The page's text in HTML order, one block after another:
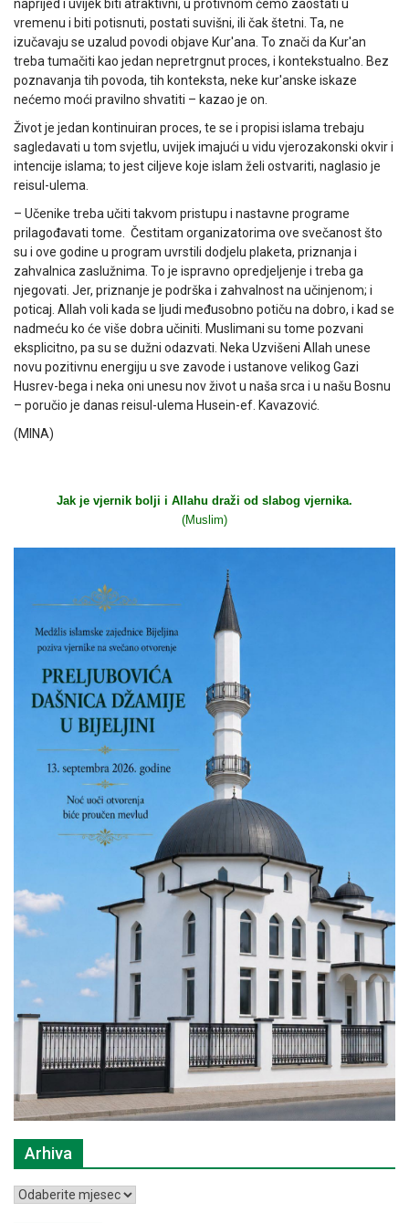
naprijed i uvijek biti atraktivni, u protivnom ćemo zaostati u
vremenu i biti potisnuti, postati suvišni, ili čak štetni. Ta, ne
izučavaju se uzalud povodi objave Kur'ana. To znači da Kur'an
treba tumačiti kao jedan nepretrgnut proces, i kontekstualno. Bez
poznavanja tih povoda, tih konteksta, neke kur'anske iskaze
nećemo moći pravilno shvatiti – kazao je on.
Život je jedan kontinuiran proces, te se i propisi islama trebaju
sagledavati u tom svjetlu, uvijek imajući u vidu vjerozakonski okvir i
intencije islama; to jest ciljeve koje islam želi ostvariti, naglasio je
reisul-ulema.
– Učenike treba učiti takvom pristupu i nastavne programe
prilagođavati tome. Čestitam organizatorima ove svečanost što
su i ove godine u program uvrstili dodjelu plaketa, priznanja i
zahvalnica zaslužnima. To je ispravno opredjeljenje i treba ga
njegovati. Jer, priznanje je podrška i zahvalnost na učinjenom; i
poticaj. Allah voli kada se ljudi međusobno potiču na dobro, i kad se
nadmeću ko će više dobra učiniti. Muslimani su tome pozvani
eksplicitno, pa su se dužni odazvati. Neka Uzvišeni Allah unese
novu pozitivnu energiju u sve zavode i ustanove velikog Gazi
Husrev-bega i neka oni unesu nov život u naša srca i u našu Bosnu
– poručio je danas reisul-ulema Husein-ef. Kavazović.
(MINA)
Jak je vjernik bolji i Allahu draži od slabog vjernika.
(Muslim)
Arhiva
Arhiva